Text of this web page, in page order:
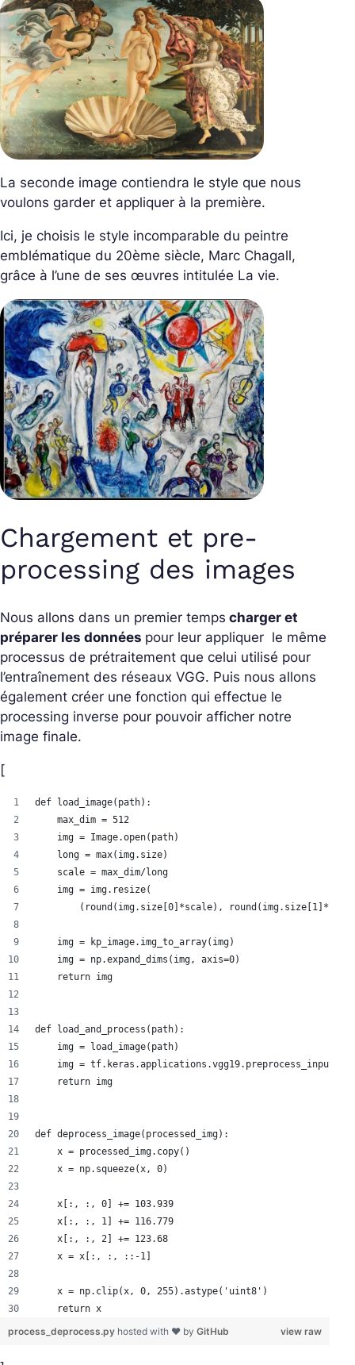
La seconde image contiendra le style que nous
voulons garder et appliquer à la première.
Ici, je choisis le style incomparable du peintre
emblématique du 20ème siècle, Marc Chagall,
grâce à l’une de ses œuvres intitulée La vie.
Chargement et pre-
processing des images
Nous allons dans un premier temps charger et
préparer les données pour leur appliquer le même
processus de prétraitement que celui utilisé pour
l’entraînement des réseaux VGG. Puis nous allons
également créer une fonction qui effectue le
processing inverse pour pouvoir afficher notre
image finale.
[
def load_image(path):
    max_dim = 512
    img = Image.open(path)
    long = max(img.size)
    scale = max_dim/long
    img = img.resize(
(round(img.size[0]*scale),
    img = kp_image.img_to_array(img)
    img = np.expand_dims(img, axis=0)
    return img
def load_and_process(path):
    img = load_image(path)
img =
    return img
def deprocess_image(processed_img):
    x = processed_img.copy()
    x = np.squeeze(x, 0)
    x[:, :, 0] += 103.939
    x[:, :, 1] += 116.779
    x[:, :, 2] += 123.68
    x = x[:, :, ::-1]
    x = np.clip(x, 0, 255).astype('uint8')
    return x
view raw
process_deprocess.py hosted with ❤ by GitHub